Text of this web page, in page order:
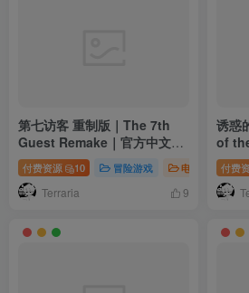
第七访客 重制版｜The 7th
Guest Remake｜官方中文｜
23.8G｜免安装
付费资源 10 冒险游戏 电脑游戏
Terraria 9
诱惑
of
中文-
装付费